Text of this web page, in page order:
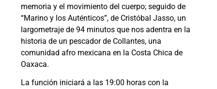
memoria y el movimiento del cuerpo; seguido de
“Marino y los Auténticos”, de Cristóbal Jasso, un
largometraje de 94 minutos que nos adentra en la
historia de un pescador de Collantes, una
comunidad afro mexicana en la Costa Chica de
Oaxaca.
La función iniciará a las 19:00 horas con la